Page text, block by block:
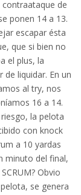
de
ponen 14 a 13.
escapar ésta
que si bien no
el plus, la
liquidar. En un
al try, nos
16 a 14.
la pelota
con knock
a 10 yardas
minuto del final,
Obvio
se genera